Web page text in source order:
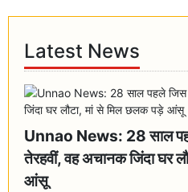
Latest News
Unnao News: 28 साल
तेरहवीं, वह अचानक जिंदा घर
आंसू